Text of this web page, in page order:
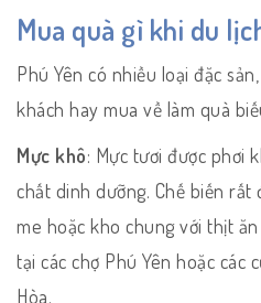
Mua quà gì khi du
Phú Yên có nhiều loại đặc
khách hay mua về làm quà
Mực khô: Mực tươi được phơi
chất dinh dưỡng. Chế biến rất
me hoặc kho chung với thịt
tại các chợ Phú Yên hoặc các
Hòa.